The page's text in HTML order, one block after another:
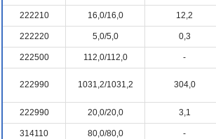
222210 16,0/16,0 12,2
222220 5,0/5,0 0,3
222500 112,0/112,0 -
222990 1031,2/1031,2 304,0
222990 20,0/20,0 3,1
314110 80,0/80,0 -